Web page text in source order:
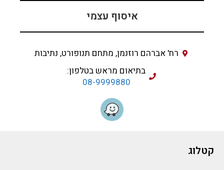
איסוף עצמי
רח' אברהם רוזנמן, מתחם תנופורט, נתיבות
בתיאום מראש בטלפון:
08-9999880
קטלוג